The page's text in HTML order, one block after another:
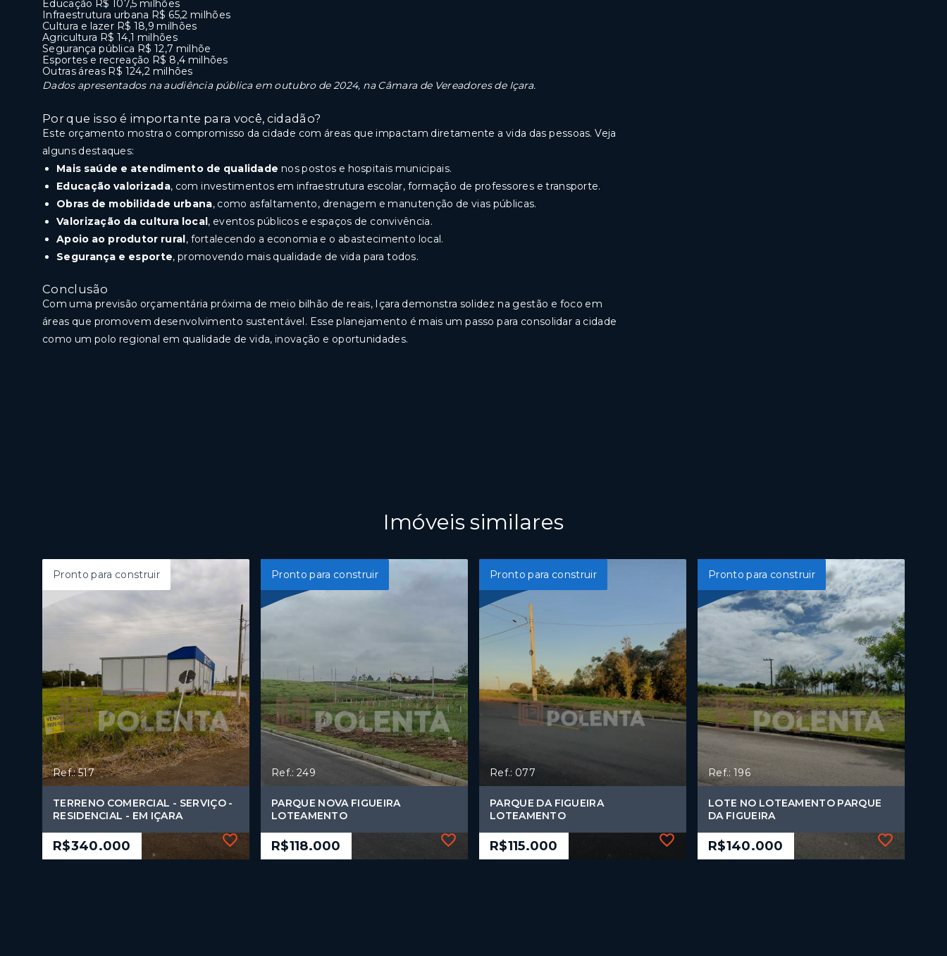
Educação R$ 107,5 milhões
Infraestrutura urbana R$ 65,2 milhões
Cultura e lazer R$ 18,9 milhões
Agricultura R$ 14,1 milhões
Segurança pública R$ 12,7 milhõe
Esportes e recreação R$ 8,4 milhões
Outras áreas R$ 124,2 milhões
Dados apresentados na audiência pública em outubro de 2024, na Câmara de Vereadores de Içara.
Por que isso é importante para você, cidadão?
Este orçamento mostra o compromisso da cidade com áreas que impactam diretamente a vida das pessoas. Veja
alguns destaques:
Mais saúde e atendimento de qualidade nos postos e hospitais municipais.
Educação valorizada, com investimentos em infraestrutura escolar, formação de professores e transporte.
Obras de mobilidade urbana, como asfaltamento, drenagem e manutenção de vias públicas.
Valorização da cultura local, eventos públicos e espaços de convivência.
Apoio ao produtor rural, fortalecendo a economia e o abastecimento local.
Segurança e esporte, promovendo mais qualidade de vida para todos.
Conclusão
Com uma previsão orçamentária próxima de meio bilhão de reais, Içara demonstra solidez na gestão e foco em
áreas que promovem desenvolvimento sustentável. Esse planejamento é mais um passo para consolidar a cidade
como um polo regional em qualidade de vida, inovação e oportunidades.
Imóveis similares
Pronto para construir
Ref.: 517
TERRENO COMERCIAL - SERVIÇO -
RESIDENCIAL - EM IÇARA
R$340.000
Pronto para construir
Ref.: 249
PARQUE NOVA FIGUEIRA
LOTEAMENTO
R$118.000
Pronto para construir
Ref.: 077
PARQUE DA FIGUEIRA
LOTEAMENTO
R$115.000
Pronto para construir
Ref.: 196
LOTE NO LOTEAMENTO PARQUE
DA FIGUEIRA
R$140.000